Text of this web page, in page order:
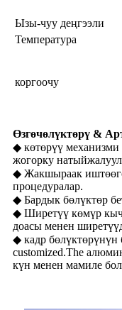
Ызы-чуу деңгээли
Температура
коргоочу
Өзгөчөлүктөрү &
◆ көтөрүү механизми
жогорку
◆ Жакшыраак
процедуралар.
◆ Бардык бөлүктөр
◆ Ширетүү көмүр
доасы менен
◆ кадр бөлүктөрүнүн
customized.The
күн менен мамиле